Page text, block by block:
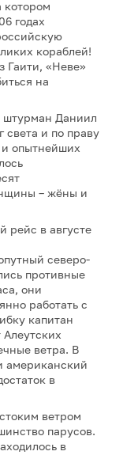
котором
годах
кораблей!
Гаити, «Неве»
на
штурман Даниил
и по праву
опытнейших
– жёны и
рейс в августе
северо-
противные
они
работать с
капитан
Алеутских
ветра. В
американский
в
ветром
парусов.
в